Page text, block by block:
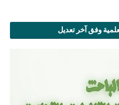
وفق آخر تعديل